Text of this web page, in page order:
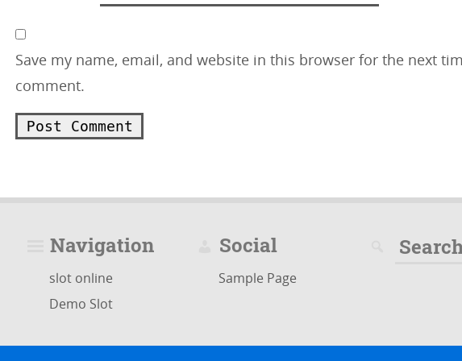
Save my name, email, and website in this browser for the next
comment.
Navigation
slot online
Demo Slot
Social
Sample Page
Search